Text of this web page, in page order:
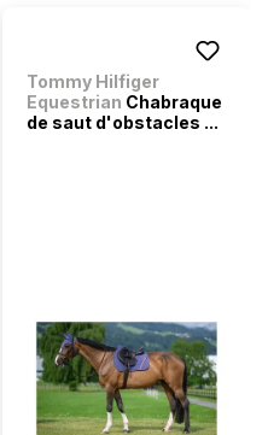
Tommy Hilfiger
Equestrian Chabraque
de saut d'obstacles ...